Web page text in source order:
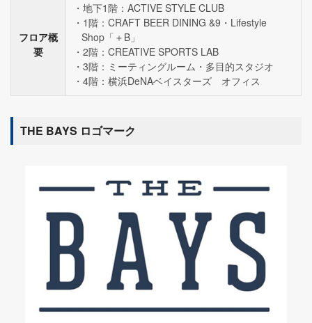
フロア概
要
地下1階：ACTIVE STYLE CLUB
1階：CRAFT BEER DINING &9・Lifestyle
Shop「＋B」
2階：CREATIVE SPORTS LAB
3階：ミーティングルーム・多目的スタジオ
4階：横浜DeNAベイスターズ オフィス
THE BAYS ロゴマーク